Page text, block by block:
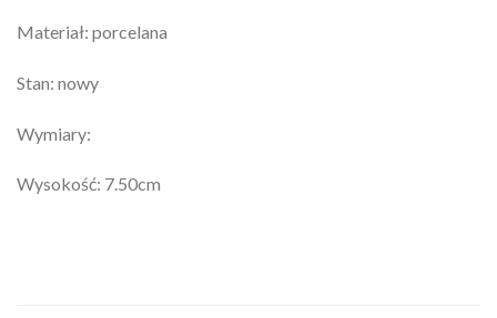
Materiał: porcelana
Stan: nowy
Wymiary:
Wysokość: 7.50cm